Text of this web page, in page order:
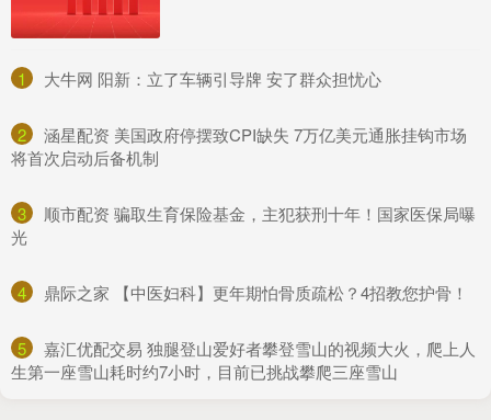
1 ​大牛网 阳新：立了车辆引导牌 安了群众担忧心
2
​涵星配资 美国政府停摆致CPI缺失 7万亿美元通胀挂钩市场
将首次启动后备机制
3
​顺市配资 骗取生育保险基金，主犯获刑十年！国家医保局曝
光
4 ​鼎际之家 【中医妇科】更年期怕骨质疏松？4招教您护骨！
5
​嘉汇优配交易 独腿登山爱好者攀登雪山的视频大火，爬上人
生第一座雪山耗时约7小时，目前已挑战攀爬三座雪山